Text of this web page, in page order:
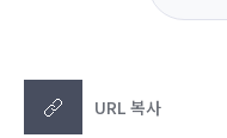
URL 복사